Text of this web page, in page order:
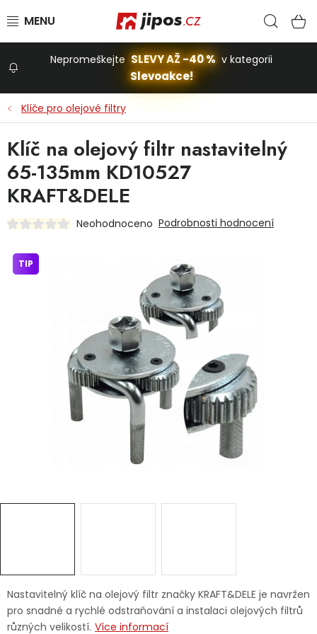
Stavba a dům
Dílna
Autodoplňky
Vánoce
Nepromeškejte SLEVY AŽ -40 % v kategorii
Slevoakce!
Klíče pro olejové filtry
Nastavitelný klíč na olejový filtr značky KRAFT&DELE je navržen
pro snadné a rychlé odstraňování a instalaci olejových filtrů
různých velikostí. Více informací
Klíč na olejový filtr nastavitelný
65-135mm KD10527
KRAFT&DELE
Neohodnoceno Podrobnosti hodnocení
TIP